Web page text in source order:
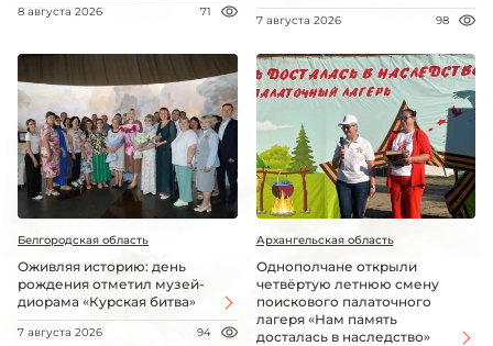
8 августа 2026 71
7 августа 2026 98
Белгородская область
Оживляя историю: день
рождения отметил музей-
диорама «Курская битва»
7 августа 2026 94
Архангельская область
Однополчане открыли
четвёртую летнюю смену
поискового палаточного
лагеря «Нам память
досталась в наследство»